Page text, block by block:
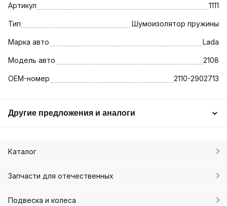
Артикул 1111
Тип Шумоизолятор пружины
Марка авто Lada
Модель авто 2108
OEM-номер 2110-2902713
Другие предложения и аналоги
Каталог
Запчасти для отечественных
Подвеска и колеса